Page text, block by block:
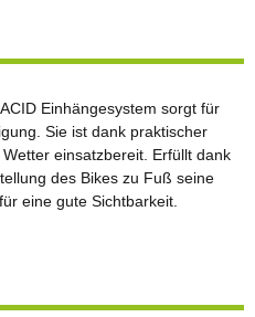
Einhängesystem sorgt für
Sie ist dank praktischer
einsatzbereit. Erfüllt dank
des Bikes zu Fuß seine
eine gute Sichtbarkeit.